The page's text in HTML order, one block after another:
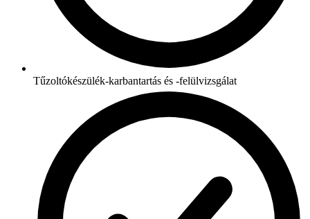
Tűzoltókészülék-karbantartás és -felülvizsgálat